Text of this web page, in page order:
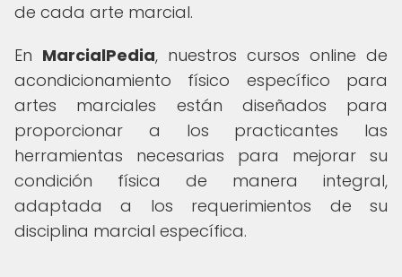
de cada arte marcial.
En MarcialPedia, nuestros cursos online de
acondicionamiento físico específico para
artes marciales están diseñados para
proporcionar a los practicantes las
herramientas necesarias para mejorar su
condición física de manera integral,
adaptada a los requerimientos de su
disciplina marcial específica.